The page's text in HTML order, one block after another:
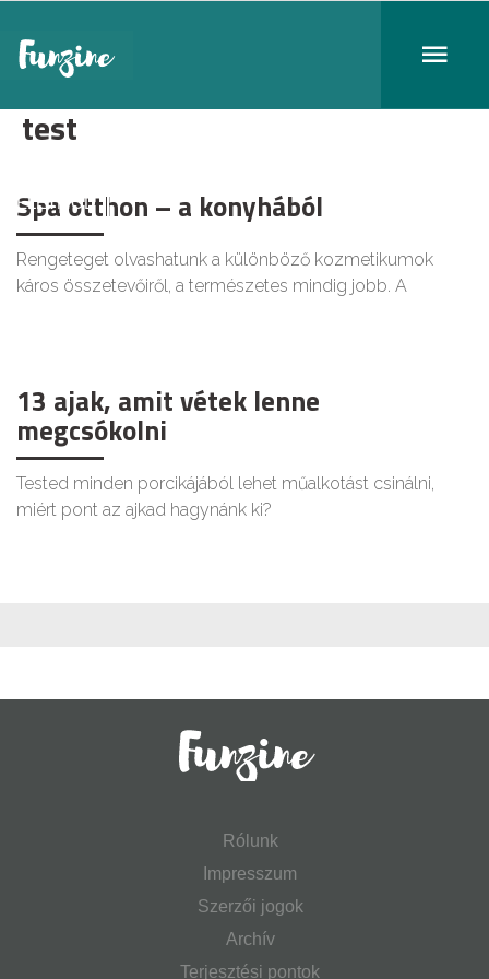
test
ÉLETMÓD
Spa otthon – a konyhából
Rengeteget olvashatunk a különböző kozmetikumok
káros összetevőiről, a természetes mindig jobb. A
13 ajak, amit vétek lenne
megcsókolni
Tested minden porcikájából lehet műalkotást csinálni,
miért pont az ajkad hagynánk ki?
Rólunk
Impresszum
Szerzői jogok
Archív
Terjesztési pontok